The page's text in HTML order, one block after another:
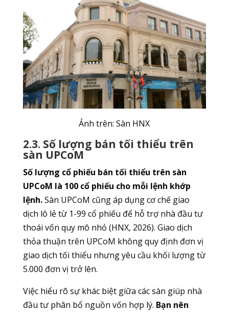
Ảnh trên: Sàn HNX
2.3. Số lượng bán tối thiểu trên
sàn UPCoM
Số lượng cổ phiếu bán tối thiểu trên sàn
UPCoM là 100 cổ phiếu cho mỗi lệnh khớp
lệnh.Sàn UPCoM cũng áp dụng cơ chế giao
dịch lô lẻ từ 1-99 cổ phiếu để hỗ trợ nhà đầu tư
thoái vốn quy mô nhỏ (HNX, 2026). Giao dịch
thỏa thuận trên UPCoM không quy định đơn vị
giao dịch tối thiểu nhưng yêu cầu khối lượng từ
5.000 đơn vị trở lên.
Việc hiểu rõ sự khác biệt giữa các sàn giúp nhà
đầu tư phân bổ nguồn vốn hợp lý. Bạn nên